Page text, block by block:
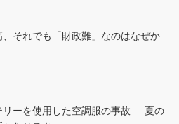
それでも「財政難」なのはなぜか
リーを使用した空調服の事故──夏の